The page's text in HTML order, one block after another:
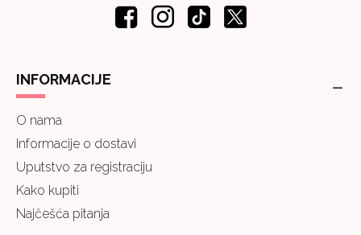
INFORMACIJE
O nama
Informacije o dostavi
Uputstvo za registraciju
Kako kupiti
Najčešća pitanja